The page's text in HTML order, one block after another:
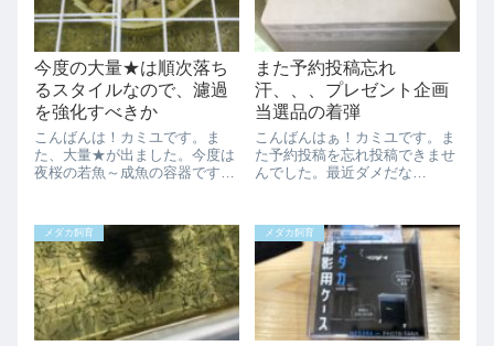
今度の大量★は順次落ち
るスタイルなので、濾過
を強化すべきか
こんばんは！カミユです。ま
た、大量★が出ました。今度は
夜桜の若魚～成魚の容器です。
ロポロと日に5～10位、落ち続
け既に半分以下まで減りまし
た、、、思い当たるのが水替え
をした後に落ちて...
また予約投稿忘れ
汗、、、プレゼント企画
当選品の着弾
こんばんはぁ！カミユです。ま
た予約投稿を忘れ投稿できませ
んでした。最近ダメだな
に書き起こしました、、、関東
地方は梅雨明けしてとてもいい
天気の土日でした。いい天気過
ぎてメダカが煮えるかも...
メダカ飼育 メダカ飼育